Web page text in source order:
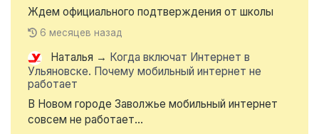
Ждем официального подтверждения от школы
6 месяцев назад
Наталья → Когда включат Интернет в
Ульяновске. Почему мобильный интернет не
работает
В Новом городе Заволжье мобильный интернет
совсем не работает...